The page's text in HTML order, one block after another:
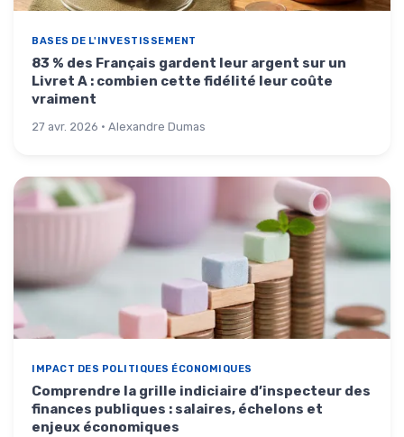
BASES DE L'INVESTISSEMENT
83 % des Français gardent leur argent sur un
Livret A : combien cette fidélité leur coûte
vraiment
27 avr. 2026 · Alexandre Dumas
IMPACT DES POLITIQUES ÉCONOMIQUES
Comprendre la grille indiciaire d’inspecteur des
finances publiques : salaires, échelons et
enjeux économiques